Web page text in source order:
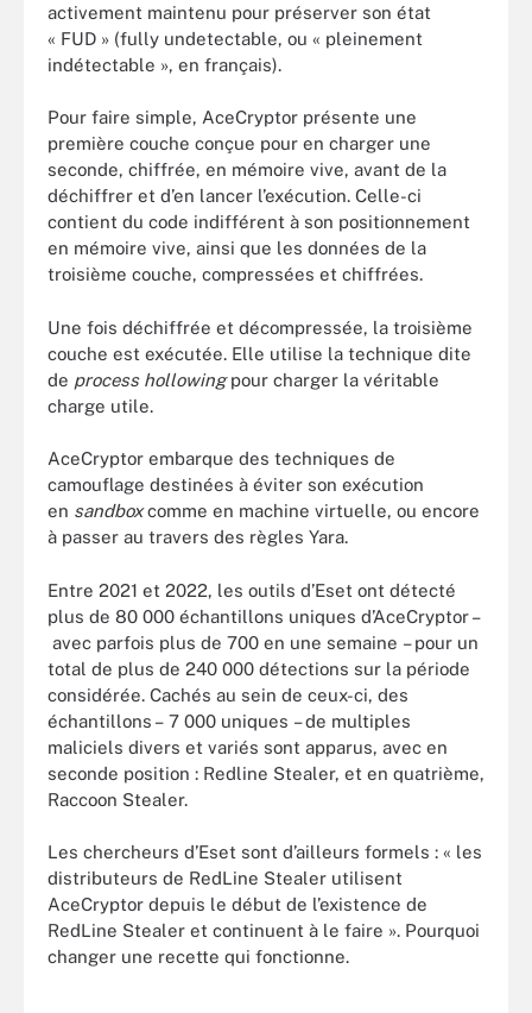
activement maintenu pour préserver son état
« FUD » (fully undetectable, ou « pleinement
indétectable », en français).
Pour faire simple, AceCryptor présente une
première couche conçue pour en charger une
seconde, chiffrée, en mémoire vive, avant de la
déchiffrer et d’en lancer l’exécution. Celle-ci
contient du code indifférent à son positionnement
en mémoire vive, ainsi que les données de la
troisième couche, compressées et chiffrées.
Une fois déchiffrée et décompressée, la troisième
couche est exécutée. Elle utilise la technique dite
de process hollowingpour charger la véritable
charge utile.
AceCryptor embarque des techniques de
camouflage destinées à éviter son exécution
en sandboxcomme en machine virtuelle, ou encore
à passer au travers des règles Yara.
Entre 2021 et 2022, les outils d’Eset ont détecté
plus de 80 000 échantillons uniques d’AceCryptor –
avec parfois plus de 700 en une semaine – pour un
total de plus de 240 000 détections sur la période
considérée. Cachés au sein de ceux-ci, des
échantillons – 7 000 uniques – de multiples
maliciels divers et variés sont apparus, avec en
seconde position : Redline Stealer, et en quatrième,
Raccoon Stealer.
Les chercheurs d’Eset sont d’ailleurs formels : « les
distributeurs de RedLine Stealer utilisent
AceCryptor depuis le début de l’existence de
RedLine Stealer et continuent à le faire ». Pourquoi
changer une recette qui fonctionne.